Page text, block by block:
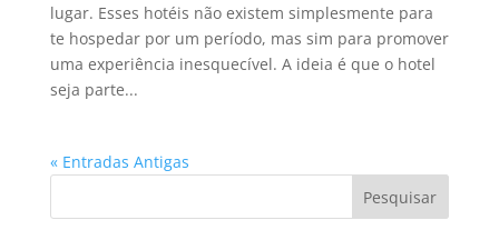
lugar. Esses hotéis não existem simplesmente para
te hospedar por um período, mas sim para promover
uma experiência inesquecível. A ideia é que o hotel
seja parte...
« Entradas Antigas